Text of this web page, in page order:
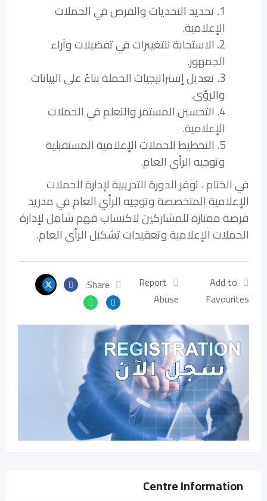
1. تحديد التحديات والفرص في الحملات
الإعلامية.
2. الاستجابة للتغييرات في تفضيلات وآراء
الجمهور.
3. تعديل إستراتيجيات الحملة بناءً على البيانات
والرؤى.
4. التحسين المستمر والتعلم في الحملات
الإعلامية.
5. التخطيط للحملات الإعلامية المستقبلية
وتوجيه الرأي العام.
في الختام ، توفر الدورة التدريبية لإدارة الحملات
الإعلامية المتخصصة وتوجيه الرأي العام في مدريد
فرصة ممتازة للمشاركين لاكتساب فهم شامل لإدارة
الحملات الإعلامية وتعقيدات تشكيل الرأي العام.
Add to
Favourites
Report
Abuse
Share:
Centre Information